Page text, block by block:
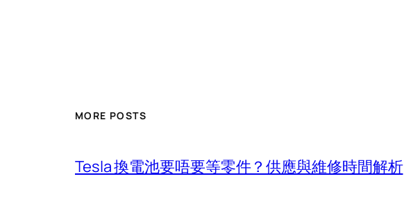
MORE POSTS
Tesla 換電池要唔要等零件？供應與維修時間解析